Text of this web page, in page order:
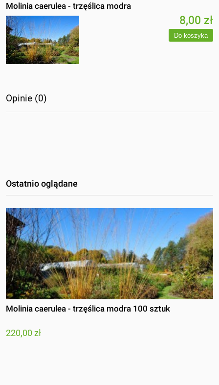
Molinia caerulea - trzęślica modra
8,00 zł
Do koszyka
Opinie (0)
Ostatnio oglądane
Molinia caerulea - trzęślica modra 100 sztuk
220,00 zł